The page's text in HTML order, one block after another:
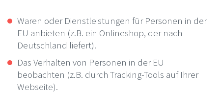
Waren oder Dienstleistungen für Personen in der
EU anbieten (z.B. ein Onlineshop, der nach
Deutschland liefert).
Das Verhalten von Personen in der EU
beobachten (z.B. durch Tracking-Tools auf Ihrer
Webseite).